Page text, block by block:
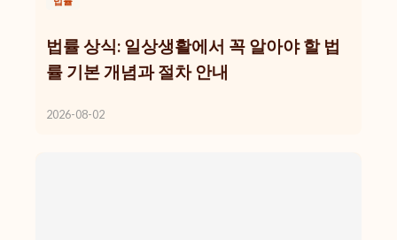
법률 상식: 일상생활에서 꼭 알아야 할 법
률 기본 개념과 절차 안내
2026-08-02